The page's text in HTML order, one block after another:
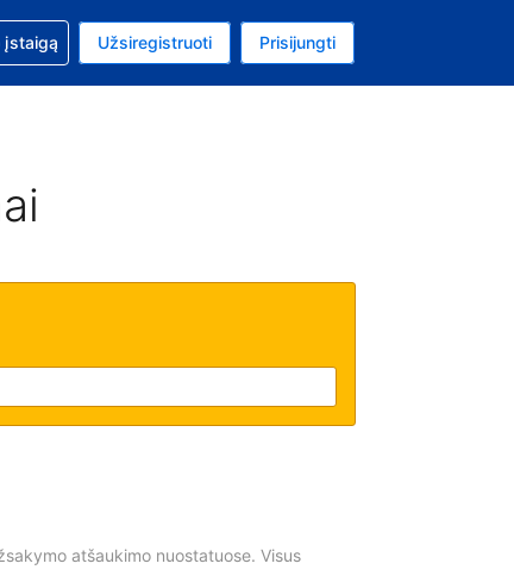
EurasLietuvių
įstaigą Užsiregistruoti Prisijungti
atšaukimo nuostatuose. Visus